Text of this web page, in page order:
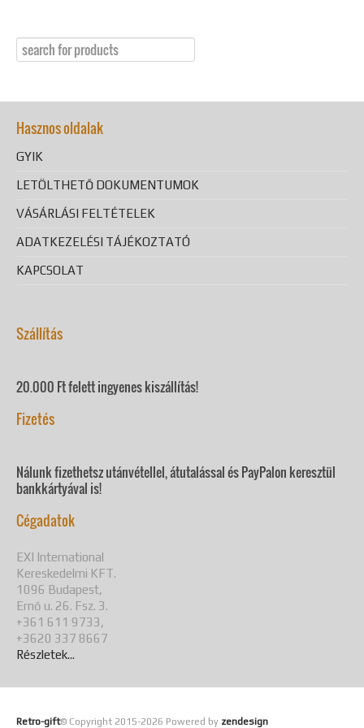
Hasznos oldalak
GYIK
LETÖLTHETŐ DOKUMENTUMOK
VÁSÁRLÁSI FELTÉTELEK
ADATKEZELÉSI TÁJÉKOZTATÓ
KAPCSOLAT
Szállítás
20.000 Ft felett ingyenes kiszállítás!
Fizetés
Nálunk fizethetsz utánvétellel, átutalással és PayPalon keresztül
bankkártyával is!
Cégadatok
EXI International
Kereskedelmi KFT.
1096 Budapest,
Ernő u. 26. Fsz. 3.
+361 611 9733,
+3620 337 8667
Részletek...
Retro-gift© Copyright 2015-2026 Powered by zendesign